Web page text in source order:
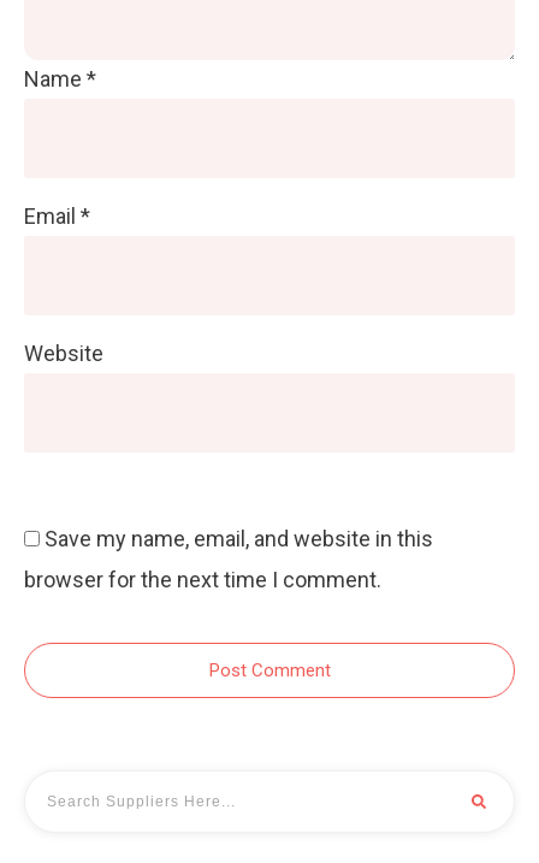
Name *
Email *
Website
Save my name, email, and website in this
browser for the next time I comment.
Post Comment